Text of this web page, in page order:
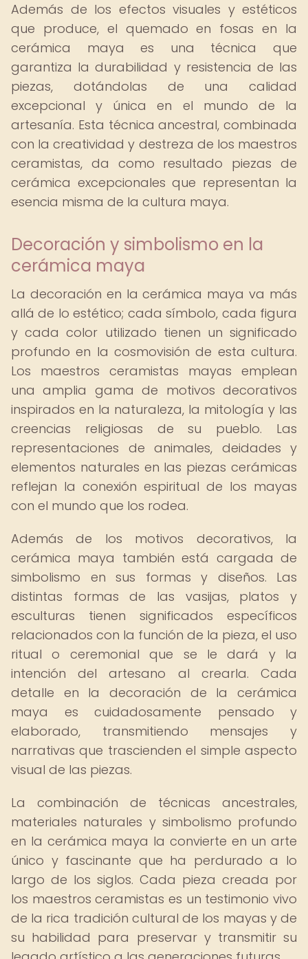
Además de los efectos visuales y estéticos
que produce, el quemado en fosas en la
cerámica maya es una técnica que
garantiza la durabilidad y resistencia de las
piezas, dotándolas de una calidad
excepcional y única en el mundo de la
artesanía. Esta técnica ancestral, combinada
con la creatividad y destreza de los maestros
ceramistas, da como resultado piezas de
cerámica excepcionales que representan la
esencia misma de la cultura maya.
Decoración y simbolismo en la
cerámica maya
La decoración en la cerámica maya va más
allá de lo estético; cada símbolo, cada figura
y cada color utilizado tienen un significado
profundo en la cosmovisión de esta cultura.
Los maestros ceramistas mayas emplean
una amplia gama de motivos decorativos
inspirados en la naturaleza, la mitología y las
creencias religiosas de su pueblo. Las
representaciones de animales, deidades y
elementos naturales en las piezas cerámicas
reflejan la conexión espiritual de los mayas
con el mundo que los rodea.
Además de los motivos decorativos, la
cerámica maya también está cargada de
simbolismo en sus formas y diseños. Las
distintas formas de las vasijas, platos y
esculturas tienen significados específicos
relacionados con la función de la pieza, el uso
ritual o ceremonial que se le dará y la
intención del artesano al crearla. Cada
detalle en la decoración de la cerámica
maya es cuidadosamente pensado y
elaborado, transmitiendo mensajes y
narrativas que trascienden el simple aspecto
visual de las piezas.
La combinación de técnicas ancestrales,
materiales naturales y simbolismo profundo
en la cerámica maya la convierte en un arte
único y fascinante que ha perdurado a lo
largo de los siglos. Cada pieza creada por
los maestros ceramistas es un testimonio vivo
de la rica tradición cultural de los mayas y de
su habilidad para preservar y transmitir su